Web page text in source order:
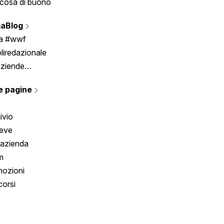
di buono
#wwf
pagine